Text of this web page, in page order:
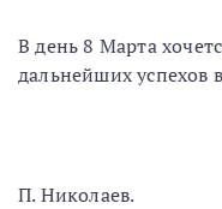
В день 8 Марта
дальнейших успехов
П. Николаев.